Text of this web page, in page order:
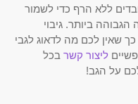
ללא הרף כדי לשמור
ביותר. גיבוי
שאין לכם מה לדאוג לגבי
ליצור קשר בכל
על הגב!